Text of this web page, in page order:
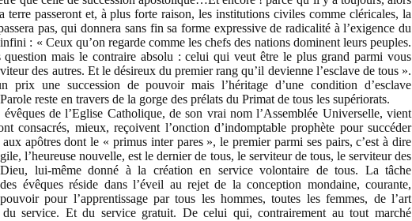
terre passeront et, à plus forte raison, les institutions civiles comme cléricales, la
pas, qui donnera sans fin sa forme expressive de radicalité à l’exigence du
: « Ceux qu’on regarde comme les chefs des nations dominent leurs peuples.
question mais le contraire absolu : celui qui veut être le plus grand parmi vous
des autres. Et le désireux du premier rang qu’il devienne l’esclave de tous ».
prix une succession de pouvoir mais l’héritage d’une condition d’esclave
reste en travers de la gorge des prélats du Primat de tous les supériorats.
évêques de l’Eglise Catholique, de son vrai nom l’Assemblée Universelle, vient
consacrés, mieux, reçoivent l’onction d’indomptable prophète pour succéder
apôtres dont le « primus inter pares », le premier parmi ses pairs, c’est à dire
l’heureuse nouvelle, est le dernier de tous, le serviteur de tous, le serviteur des
lui-même donné à la création en service volontaire de tous. La tâche
évêques réside dans l’éveil au rejet de la conception mondaine, courante,
pour l’apprentissage par tous les hommes, toutes les femmes, de l’art
du service. Et du service gratuit. De celui qui, contrairement au tout marché